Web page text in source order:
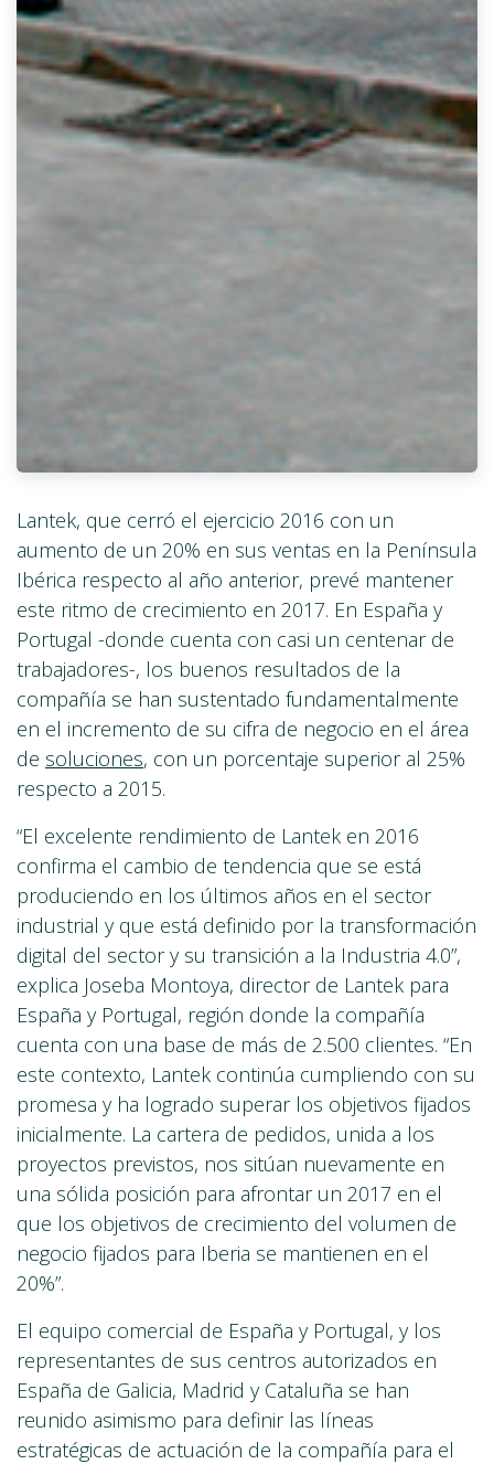
Lantek, que cerró el ejercicio 2016 con un
aumento de un 20% en sus ventas en la Península
Ibérica respecto al año anterior, prevé mantener
este ritmo de crecimiento en 2017. En España y
Portugal -donde cuenta con casi un centenar de
trabajadores-, los buenos resultados de la
compañía se han sustentado fundamentalmente
en el incremento de su cifra de negocio en el área
de soluciones, con un porcentaje superior al 25%
respecto a 2015.
“El excelente rendimiento de Lantek en 2016
confirma el cambio de tendencia que se está
produciendo en los últimos años en el sector
industrial y que está definido por la transformación
digital del sector y su transición a la Industria 4.0”,
explica Joseba Montoya, director de Lantek para
España y Portugal, región donde la compañía
cuenta con una base de más de 2.500 clientes. “En
este contexto, Lantek continúa cumpliendo con su
promesa y ha logrado superar los objetivos fijados
inicialmente. La cartera de pedidos, unida a los
proyectos previstos, nos sitúan nuevamente en
una sólida posición para afrontar un 2017 en el
que los objetivos de crecimiento del volumen de
negocio fijados para Iberia se mantienen en el
20%”.
El equipo comercial de España y Portugal, y los
representantes de sus centros autorizados en
España de Galicia, Madrid y Cataluña se han
reunido asimismo para definir las líneas
estratégicas de actuación de la compañía para el